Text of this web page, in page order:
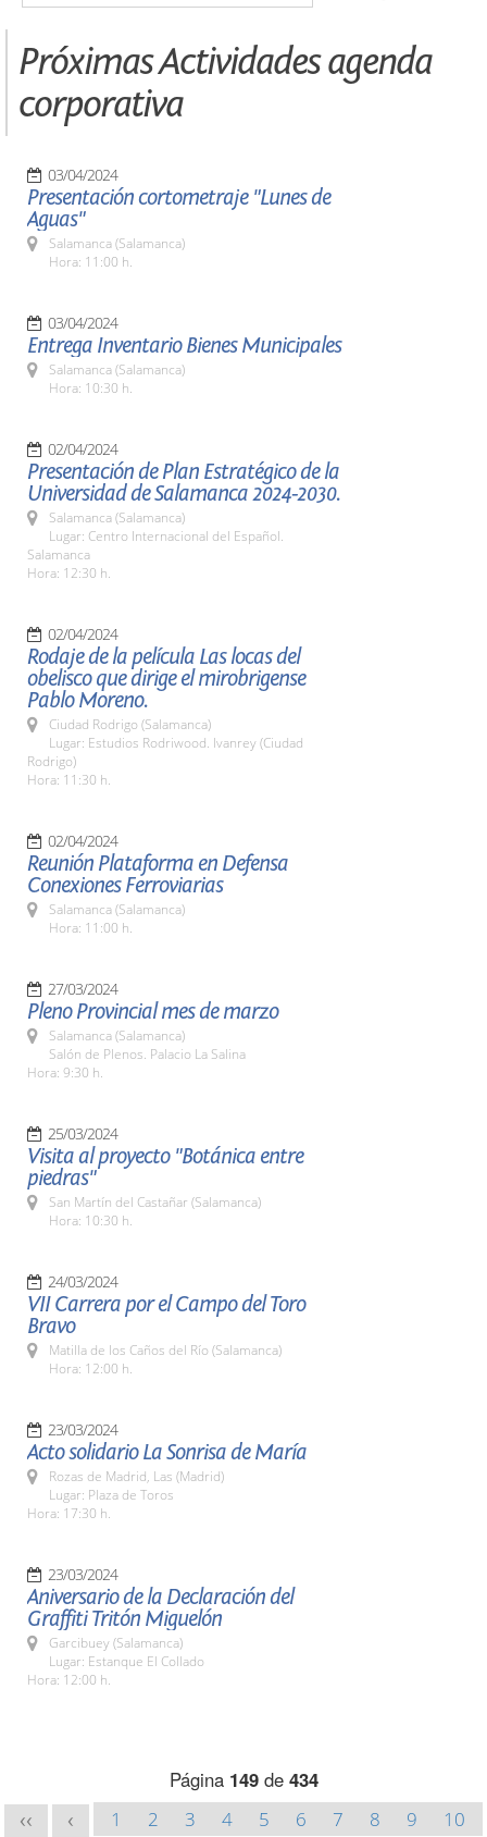
Próximas Actividades agenda
corporativa
03/04/2024
Presentación cortometraje "Lunes de
Aguas"
Salamanca (Salamanca)
Hora: 11:00 h.
03/04/2024
Entrega Inventario Bienes Municipales
Salamanca (Salamanca)
Hora: 10:30 h.
02/04/2024
Presentación de Plan Estratégico de la
Universidad de Salamanca 2024-2030.
Salamanca (Salamanca)
Lugar: Centro Internacional del Español.
Salamanca
Hora: 12:30 h.
02/04/2024
Rodaje de la película Las locas del
obelisco que dirige el mirobrigense
Pablo Moreno.
Ciudad Rodrigo (Salamanca)
Lugar: Estudios Rodriwood. Ivanrey (Ciudad
Rodrigo)
Hora: 11:30 h.
02/04/2024
Reunión Plataforma en Defensa
Conexiones Ferroviarias
Salamanca (Salamanca)
Hora: 11:00 h.
27/03/2024
Pleno Provincial mes de marzo
Salamanca (Salamanca)
Salón de Plenos. Palacio La Salina
Hora: 9:30 h.
25/03/2024
Visita al proyecto "Botánica entre
piedras"
San Martín del Castañar (Salamanca)
Hora: 10:30 h.
24/03/2024
VII Carrera por el Campo del Toro
Bravo
Matilla de los Caños del Río (Salamanca)
Hora: 12:00 h.
23/03/2024
Acto solidario La Sonrisa de María
Rozas de Madrid, Las (Madrid)
Lugar: Plaza de Toros
Hora: 17:30 h.
23/03/2024
Aniversario de la Declaración del
Graffiti Tritón Miguelón
Garcibuey (Salamanca)
Lugar: Estanque El Collado
Hora: 12:00 h.
Página 149de 434
<< < 1 2 3 4 5 6 7 8 9
10